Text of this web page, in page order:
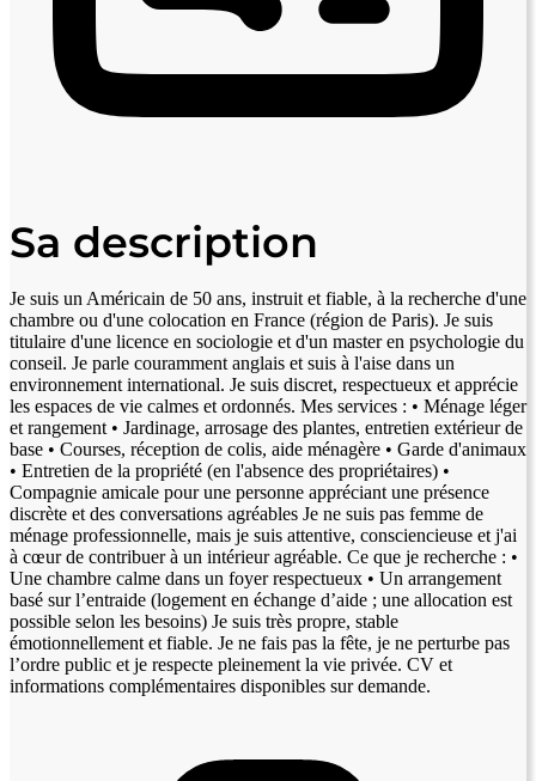
Sa description
Je suis un Américain de 50 ans, instruit et fiable, à la recherche d'une
chambre ou d'une colocation en France (région de Paris). Je suis
titulaire d'une licence en sociologie et d'un master en psychologie du
conseil. Je parle couramment anglais et suis à l'aise dans un
environnement international. Je suis discret, respectueux et apprécie
les espaces de vie calmes et ordonnés. Mes services : • Ménage léger
et rangement • Jardinage, arrosage des plantes, entretien extérieur de
base • Courses, réception de colis, aide ménagère • Garde d'animaux
• Entretien de la propriété (en l'absence des propriétaires) •
Compagnie amicale pour une personne appréciant une présence
discrète et des conversations agréables Je ne suis pas femme de
ménage professionnelle, mais je suis attentive, consciencieuse et j'ai
à cœur de contribuer à un intérieur agréable. Ce que je recherche : •
Une chambre calme dans un foyer respectueux • Un arrangement
basé sur l’entraide (logement en échange d’aide ; une allocation est
possible selon les besoins) Je suis très propre, stable
émotionnellement et fiable. Je ne fais pas la fête, je ne perturbe pas
l’ordre public et je respecte pleinement la vie privée. CV et
informations complémentaires disponibles sur demande.